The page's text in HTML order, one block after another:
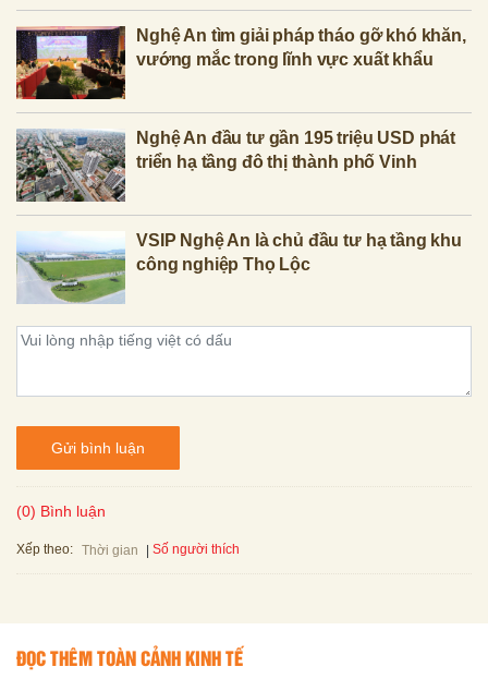
Nghệ An tìm giải pháp tháo gỡ khó khăn,
vướng mắc trong lĩnh vực xuất khẩu
Nghệ An đầu tư gần 195 triệu USD phát
triển hạ tầng đô thị thành phố Vinh
VSIP Nghệ An là chủ đầu tư hạ tầng khu
công nghiệp Thọ Lộc
Gửi bình luận
(0) Bình luận
Xếp theo: Thời gian Số người thích
ĐỌC THÊM TOÀN CẢNH KINH TẾ